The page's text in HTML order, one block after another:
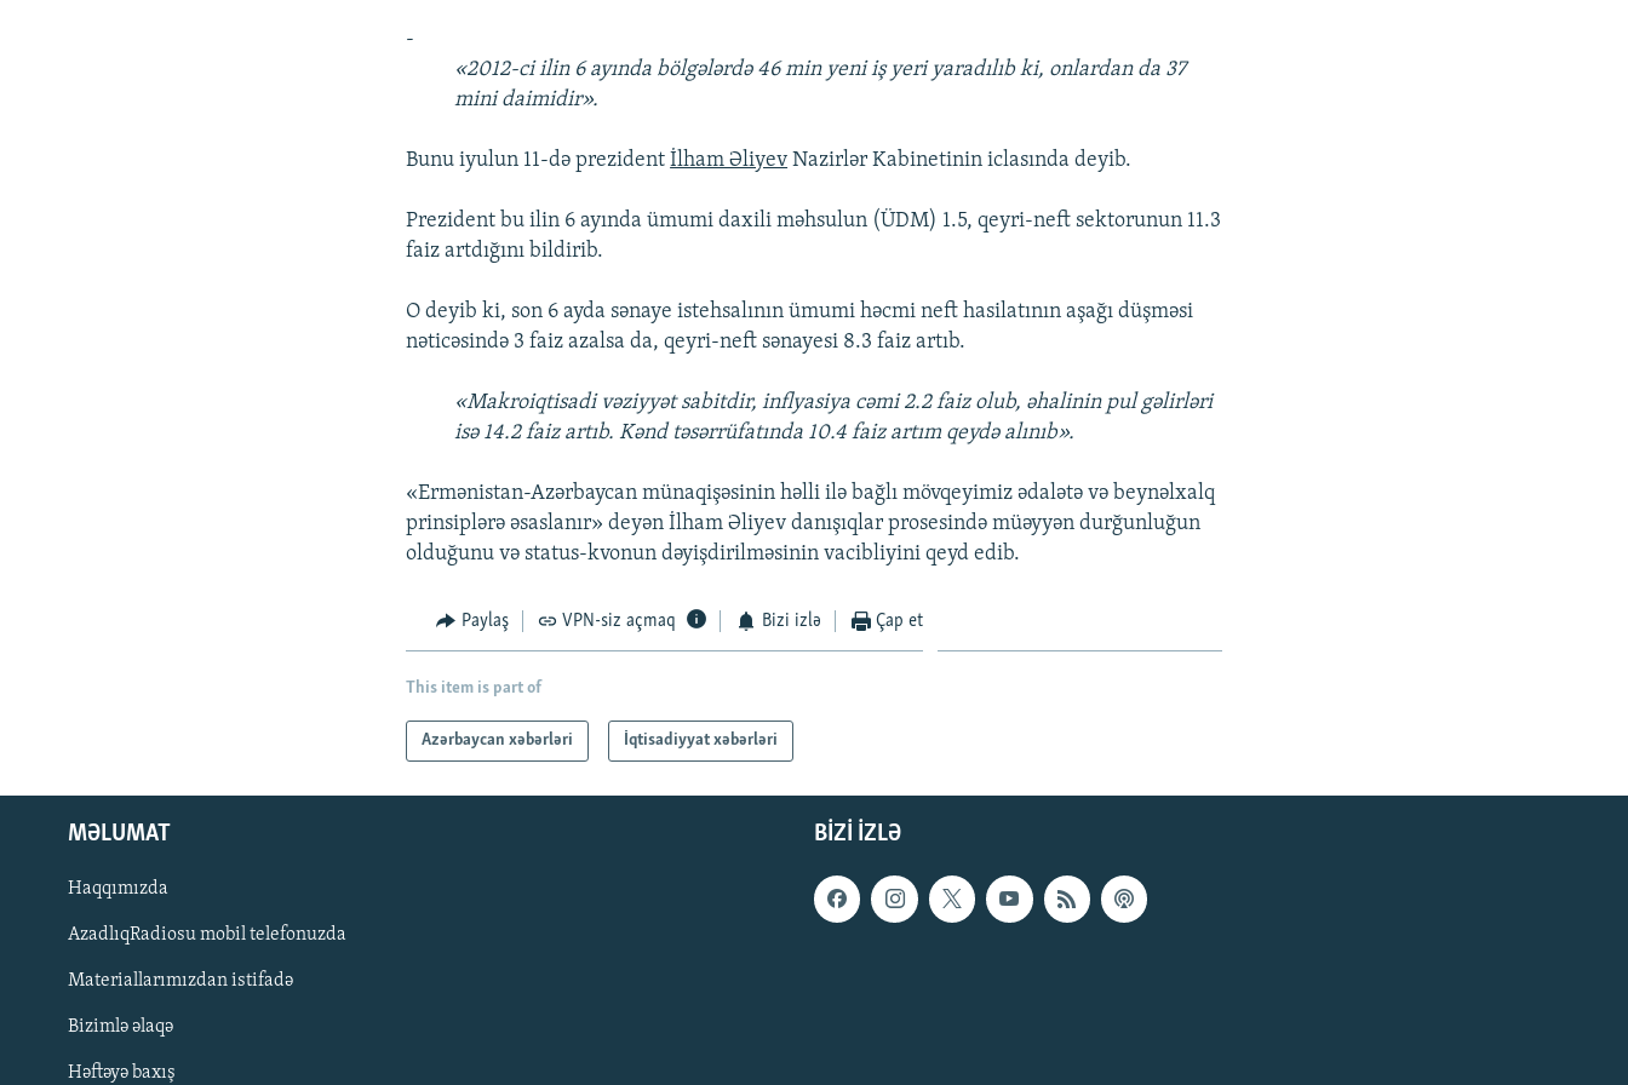
-
«2012-ci ilin 6 ayında bölgələrdə 46 min yeni iş yeri yaradılıb ki, onlardan da 37
mini daimidir».
Bunu iyulun 11-də prezidentİlham Əliyev Nazirlər Kabinetinin iclasında deyib.
Prezident bu ilin 6 ayında ümumi daxili məhsulun (ÜDM) 1.5, qeyri-neft sektorunun 11.3
faiz artdığını bildirib.
O deyib ki, son 6 ayda sənaye istehsalının ümumi həcmi neft hasilatının aşağı düşməsi
nəticəsində 3 faiz azalsa da, qeyri-neft sənayesi 8.3 faiz artıb.
«Makroiqtisadi vəziyyət sabitdir, inflyasiya cəmi 2.2 faiz olub, əhalinin pul gəlirləri
isə 14.2 faiz artıb. Kənd təsərrüfatında 10.4 faiz artım qeydə alınıb».
«Ermənistan-Azərbaycan münaqişəsinin həlli ilə bağlı mövqeyimiz ədalətə və beynəlxalq
prinsiplərə əsaslanır» deyən İlham Əliyev danışıqlar prosesində müəyyən durğunluğun
olduğunu və status-kvonun dəyişdirilməsinin vacibliyini qeyd edib.
Paylaş VPN-siz açmaq Bizi izlə Çap et
This item is part of
Azərbaycan xəbərləri İqtisadiyyat xəbərləri
BIZI IZLƏ
MƏLUMAT
Haqqımızda
AzadlıqRadiosu mobil telefonuzda
Materiallarımızdan istifadə
Bizimlə əlaqə
Həftəyə baxış